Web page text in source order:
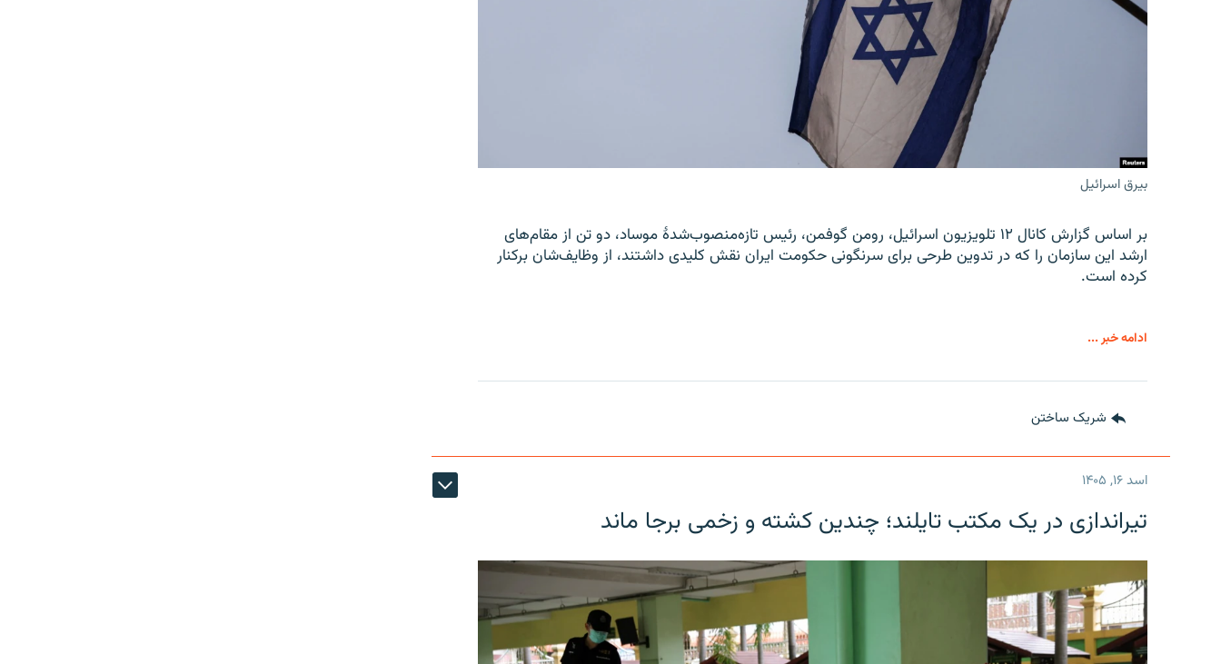
بیرق اسرائیل
بر اساس گزارش کانال ۱۲ تلویزیون اسرائیل، رومن گوفمن، رئیس تازه‌منصوب‌شدۀ موساد، دو تن از مقام‌های
ارشد این سازمان را که در تدوین طرحی برای سرنگونی حکومت ایران نقش کلیدی داشتند، از وظایف‌شان برکنار
کرده است.
ادامه خبر ...
شریک ساختن
اسد ۱۶, ۱۴۰۵
تیراندازی در یک مکتب تایلند؛ چندین کشته و زخمی برجا ماند